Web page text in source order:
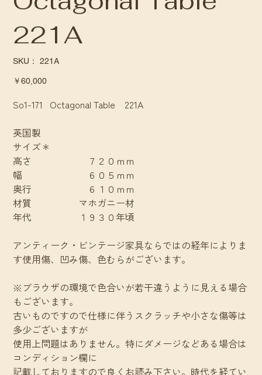
221A
SKU：
SKU：
221A
価
￥60,000
So1-171 Octagonal Table 221A
英国製
サイズ＊
高さ ７２０ｍｍ
幅 ６０５ｍｍ
奥行 ６１０ｍｍ
材質 マホガニー材
年代 １９３０年頃
アンティーク・ビンテージ家具ならではの経年によりま
す使用傷、凹み傷、色むらがございます。
※ブラウザの環境で色合いが若干違うように見える場合
もございます。
古いものですので仕様に伴うスクラッチや小さな傷等は
多少ございますが
使用上問題はありません。特にダメージなどある場合は
コンディション欄に
記載しておりますので良くお読み下さい。時代を経てい